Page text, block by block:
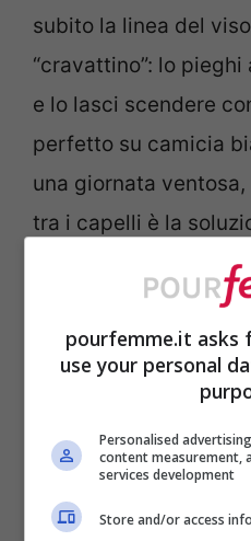
subito la linea del
“cravattino”: lo
e lo lasci scendere
perfetto su camicia
una giornata
tra i capelli è la
fare il turbante da
e legarlo dietro,
leggere.
Un’altra idea che
“no” è la fascia:
sotto la nuca, come
e veloce. Sul polso
pourfemme.it asks
use your personal
Personalised
content measurement,
services development
Store and/or access